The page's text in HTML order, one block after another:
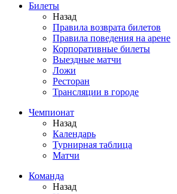
Билеты
Назад
Правила возврата билетов
Правила поведения на арене
Корпоративные билеты
Выездные матчи
Ложи
Ресторан
Трансляции в городе
Чемпионат
Назад
Календарь
Турнирная таблица
Матчи
Команда
Назад